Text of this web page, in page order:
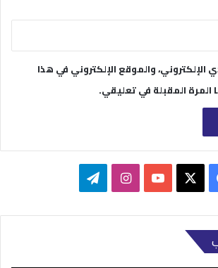
والموقع الإلكتروني في هذا
المرة المقبلة في تعليقي.
فيسبوك ‫YouTubeانستقرامتيلقرام